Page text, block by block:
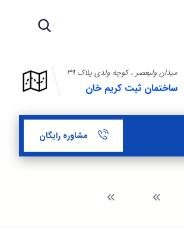
میدان ولیعصر ، کوچه ولدی پلاک ۳۹
ساختمان ثبت کریم خان
مشاوره رایگان